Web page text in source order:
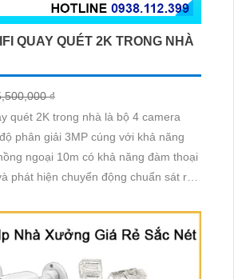
QUAY QUÉT 2K TRONG NHÀ
₫
quét 2K trong nhà là bộ 4 camera
phân giải 3MP cúng với khả năng
ngoại 10m có khả năng đàm thoại
phát hiện chuyển động chuẩn sát rất
vừa có thể giám sát đêm vừa có
âm thanh 2 chiều.